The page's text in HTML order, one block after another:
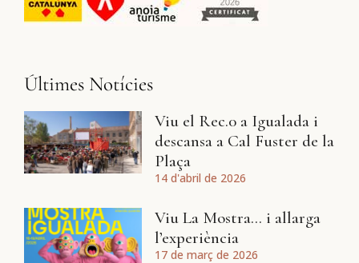
Últimes Notícies
Viu el Rec.0 a Igualada i
descansa a Cal Fuster de la
Plaça
14 d'abril de 2026
Viu La Mostra… i allarga
l’experiència
17 de març de 2026